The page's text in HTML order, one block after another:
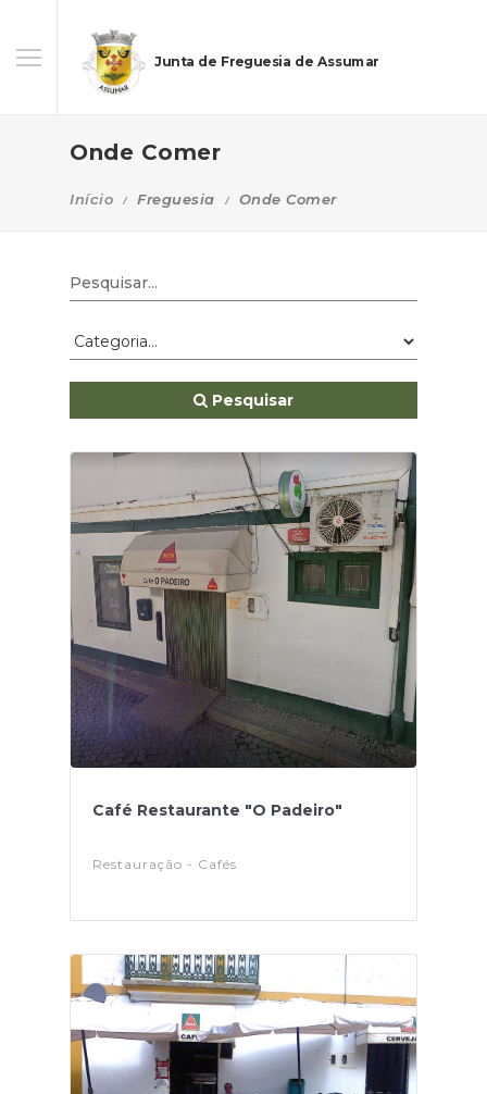
Junta de Freguesia de Assumar
Onde Comer
Início Freguesia Onde Comer
Pesquisar
Café Restaurante "O Padeiro"
Restauração - Cafés